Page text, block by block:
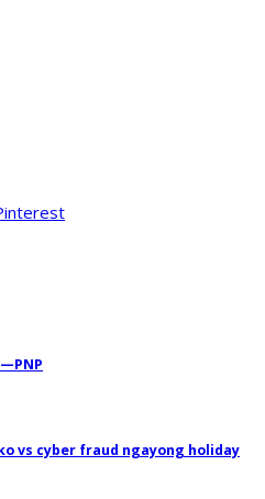
vs cyber fraud ngayong holiday